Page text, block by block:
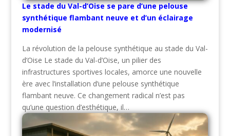
Le stade du Val-d’Oise se pare d’une pelouse
synthétique flambant neuve et d’un éclairage
modernisé
La révolution de la pelouse synthétique au stade du Val-
d’Oise Le stade du Val-d’Oise, un pilier des
infrastructures sportives locales, amorce une nouvelle
ère avec l’installation d’une pelouse synthétique
flambant neuve. Ce changement radical n’est pas
qu’une question d’esthétique, il…